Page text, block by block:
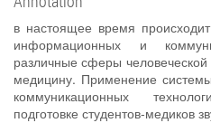
в настоящее время
информационных и
различные сферы
медицину. Применение
коммуникационных
подготовке студентов-медиков